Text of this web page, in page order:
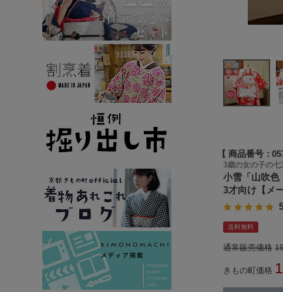
商品番号
3歳の女の子の
小雪「山吹
3才向け【メ
送料無料
通常販売価格
きもの町価格